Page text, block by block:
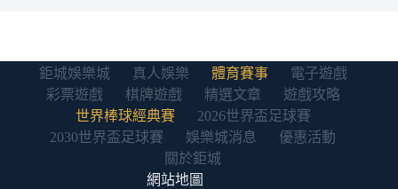
鉅城娛樂城 真人娛樂 體育賽事
電子遊戲
彩票遊戲
棋牌遊戲 精選文章
遊戲攻略
世界棒球經典賽
2026世界盃足球賽
2030世界盃足球賽
娛樂城消息
優惠活動
關於鉅城
網站地圖